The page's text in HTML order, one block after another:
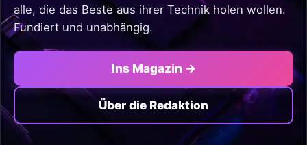
alle, die das Beste aus ihrer Technik holen wollen.
Fundiert und unabhängig.
Ins Magazin →
Über die Redaktion